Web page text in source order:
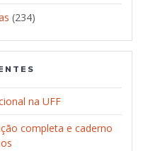
(234)
na UFF
completa e caderno